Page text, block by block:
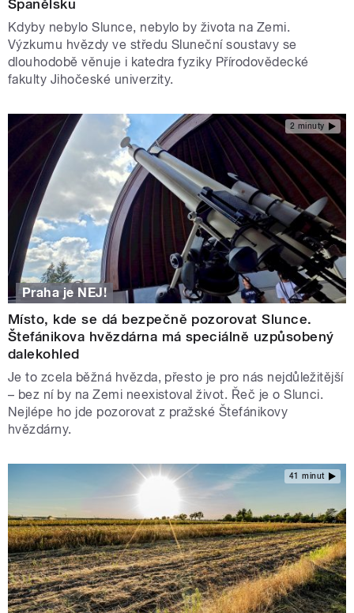
Španělsku
Kdyby nebylo Slunce, nebylo by života na Zemi.
Výzkumu hvězdy ve středu Sluneční soustavy se
dlouhodobě věnuje i katedra fyziky Přírodovědecké
fakulty Jihočeské univerzity.
2 minuty
Praha je NEJ!
Místo, kde se dá bezpečně pozorovat Slunce.
Štefánikova hvězdárna má speciálně uzpůsobený
dalekohled
Je to zcela běžná hvězda, přesto je pro nás nejdůležitější
– bez ní by na Zemi neexistoval život. Řeč je o Slunci.
Nejlépe ho jde pozorovat z pražské Štefánikovy
hvězdárny.
41 minut